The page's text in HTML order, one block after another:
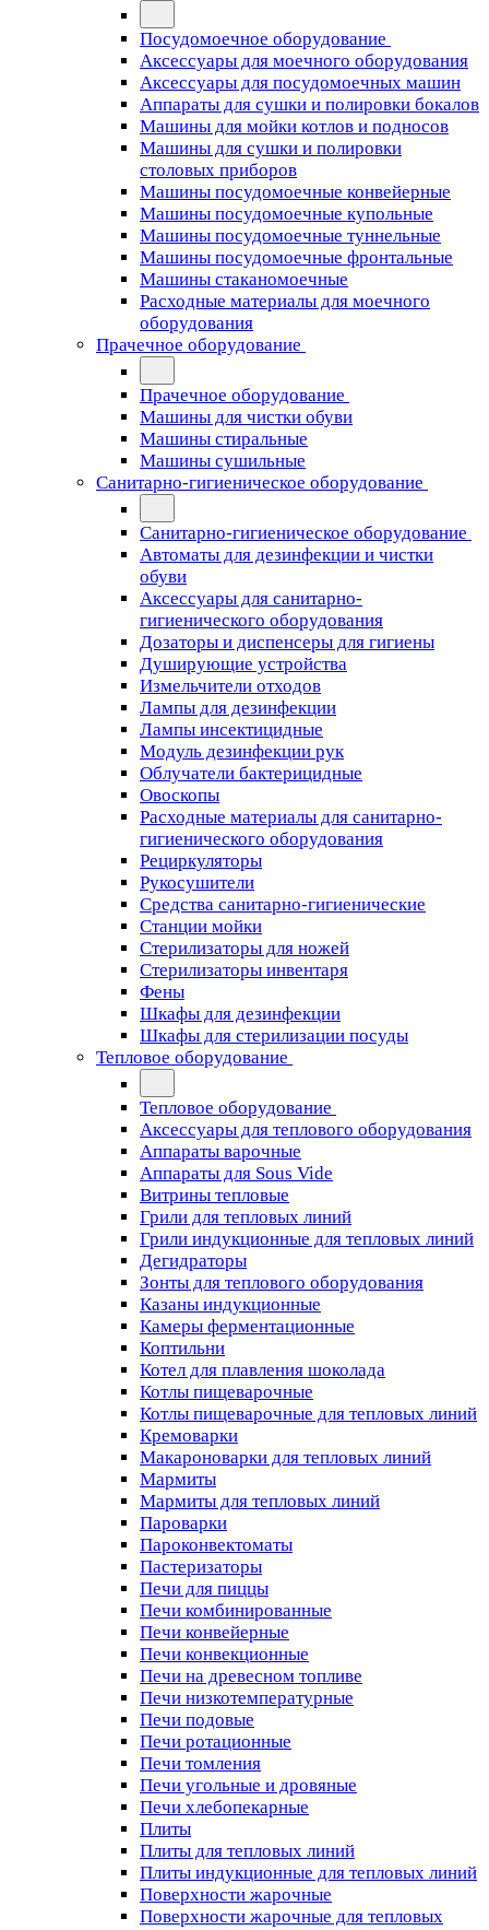
Посудомоечное оборудование
Аксессуары для моечного оборудования
Аксессуары для посудомоечных машин
Аппараты для сушки и полировки бокалов
Машины для мойки котлов и подносов
Машины для сушки и полировки
столовых приборов
Машины посудомоечные конвейерные
Машины посудомоечные купольные
Машины посудомоечные туннельные
Машины посудомоечные фронтальные
Машины стаканомоечные
Расходные материалы для моечного
оборудования
Прачечное оборудование
Прачечное оборудование
Машины для чистки обуви
Машины стиральные
Машины сушильные
Санитарно-гигиеническое оборудование
Санитарно-гигиеническое оборудование
Автоматы для дезинфекции и чистки
обуви
Аксессуары для санитарно-
гигиенического оборудования
Дозаторы и диспенсеры для гигиены
Душирующие устройства
Измельчители отходов
Лампы для дезинфекции
Лампы инсектицидные
Модуль дезинфекции рук
Облучатели бактерицидные
Овоскопы
Расходные материалы для санитарно-
гигиенического оборудования
Рециркуляторы
Рукосушители
Средства санитарно-гигиенические
Станции мойки
Стерилизаторы для ножей
Стерилизаторы инвентаря
Фены
Шкафы для дезинфекции
Шкафы для стерилизации посуды
Тепловое оборудование
Тепловое оборудование
Аксессуары для теплового оборудования
Аппараты варочные
Аппараты для Sous Vide
Витрины тепловые
Грили для тепловых линий
Грили индукционные для тепловых линий
Дегидраторы
Зонты для теплового оборудования
Казаны индукционные
Камеры ферментационные
Коптильни
Котел для плавления шоколада
Котлы пищеварочные
Котлы пищеварочные для тепловых линий
Кремоварки
Макароноварки для тепловых линий
Мармиты
Мармиты для тепловых линий
Пароварки
Пароконвектоматы
Пастеризаторы
Печи для пиццы
Печи комбинированные
Печи конвейерные
Печи конвекционные
Печи на древесном топливе
Печи низкотемпературные
Печи подовые
Печи ротационные
Печи томления
Печи угольные и дровяные
Печи хлебопекарные
Плиты
Плиты для тепловых линий
Плиты индукционные для тепловых линий
Поверхности жарочные
Поверхности жарочные для тепловых